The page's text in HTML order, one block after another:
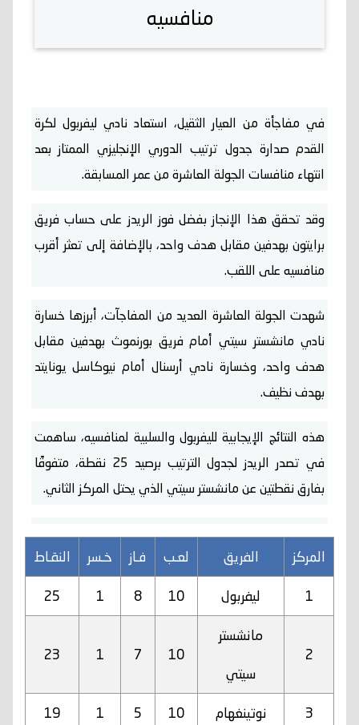
منافسيه
في مفاجأة من العيار الثقيل، استعاد نادي ليفربول لكرة
القدم صدارة جدول ترتيب الدوري الإنجليزي الممتاز بعد
انتهاء منافسات الجولة العاشرة من عمر المسابقة.
وقد تحقق هذا الإنجاز بفضل فوز الريدز على حساب فريق
برايتون بهدفين مقابل هدف واحد، بالإضافة إلى تعثر أقرب
منافسيه على اللقب.
شهدت الجولة العاشرة العديد من المفاجآت، أبرزها خسارة
نادي مانشستر سيتي أمام فريق بورنموث بهدفين مقابل
هدف واحد، وخسارة نادي أرسنال أمام نيوكاسل يونايتد
بهدف نظيف.
هذه النتائج الإيجابية لليفربول والسلبية لمنافسيه، ساهمت
في تصدر الريدز لجدول الترتيب برصيد 25 نقطة، متفوقًا
بفارق نقطتين عن مانشستر سيتي الذي يحتل المركز الثاني.
المركز الفريق لعـب فـاز خـسر
النقـاط
1
ليفربول 10
8
1
25
2
مانشستر
سيتي
10
7
1
23
3 نوتينغهام 10
5
1
19